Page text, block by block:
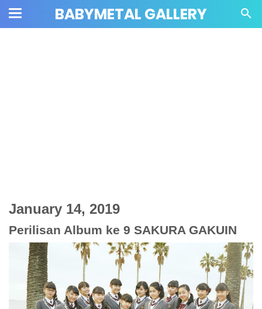
BABYMETAL GALLERY
January 14, 2019
Perilisan Album ke 9 SAKURA GAKUIN